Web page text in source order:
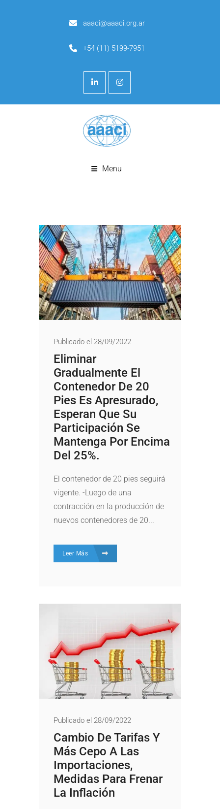
aaaci@aaaci.org.ar
+54 (11) 5199-7951
Menu
Publicado el 28/09/2022
Eliminar
Gradualmente El
Contenedor De 20
Pies Es Apresurado,
Esperan Que Su
Participación Se
Mantenga Por Encima
Del 25%.
El contenedor de 20 pies seguirá
vigente. -Luego de una
contracción en la producción de
nuevos contenedores de 20...
Leer Más
Publicado el 28/09/2022
Cambio De Tarifas Y
Más Cepo A Las
Importaciones,
Medidas Para Frenar
La Inflación